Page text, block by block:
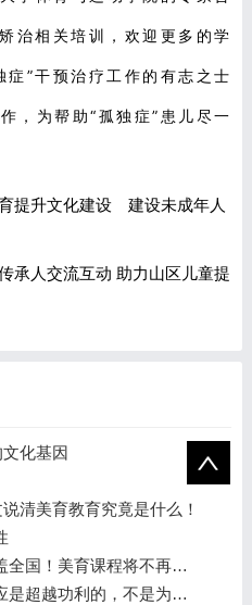
治相关培训，欢迎更多的学
”干预治疗工作的有志之士
，为帮助“孤独症”患儿尽一
提升文化建设 建设未成年人
承人交流互动 助力山区儿童提
化基因
清美育教育究竟是什么！
艺术教育正式纳入中考，覆盖全国！美育课程将不再只是业余爱好！
美育教育到底多重要？美育应是超越功利的，不是为了升学和考试而设的一门课程